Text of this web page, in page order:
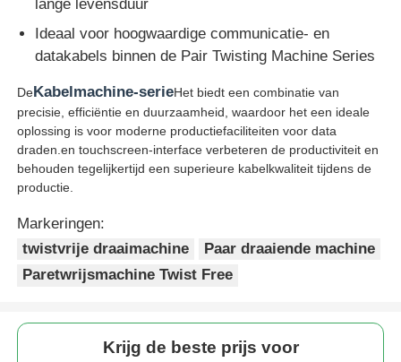
lange levensduur
Ideaal voor hoogwaardige communicatie- en
datakabels binnen de Pair Twisting Machine Series
DeKabelmachine-serieHet biedt een combinatie van
precisie, efficiëntie en duurzaamheid, waardoor het een ideale
oplossing is voor moderne productiefaciliteiten voor data
draden.en touchscreen-interface verbeteren de productiviteit en
behouden tegelijkertijd een superieure kabelkwaliteit tijdens de
productie.
Markeringen:
twistvrije draaimachine
Paar draaiende machine
Paretwrijsmachine Twist Free
Krijg de beste prijs voor